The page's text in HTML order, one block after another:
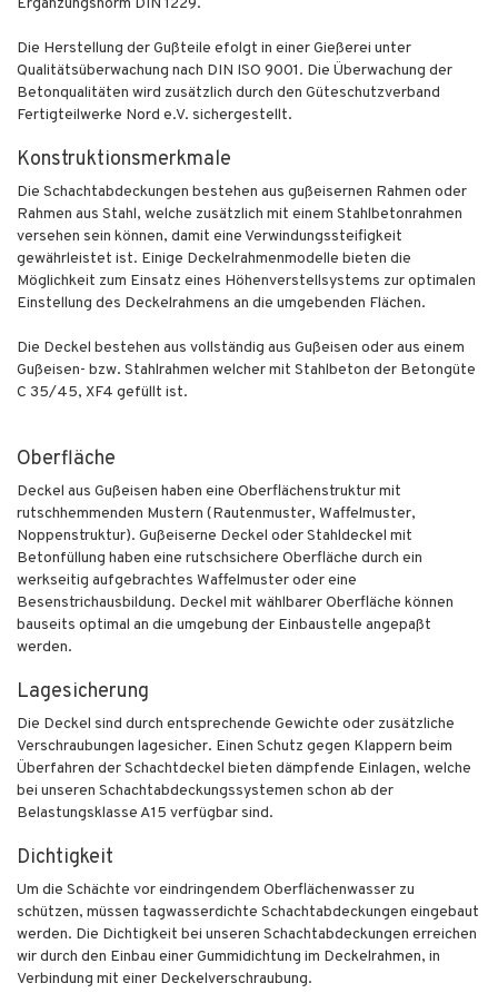
Ergänzungsnorm DIN 1229.
Die Herstellung der Gußteile efolgt in einer Gießerei unter
Qualitätsüberwachung nach DIN ISO 9001. Die Überwachung der
Betonqualitäten wird zusätzlich durch den Güteschutzverband
Fertigteilwerke Nord e.V. sichergestellt.
Konstruktionsmerkmale
Die Schachtabdeckungen bestehen aus gußeisernen Rahmen oder
Rahmen aus Stahl, welche zusätzlich mit einem Stahlbetonrahmen
versehen sein können, damit eine Verwindungssteifigkeit
gewährleistet ist. Einige Deckelrahmenmodelle bieten die
Möglichkeit zum Einsatz eines Höhenverstellsystems zur optimalen
Einstellung des Deckelrahmens an die umgebenden Flächen.
Die Deckel bestehen aus vollständig aus Gußeisen oder aus einem
Gußeisen- bzw. Stahlrahmen welcher mit Stahlbeton der Betongüte
C 35/45, XF4 gefüllt ist.
Oberfläche
Deckel aus Gußeisen haben eine Oberflächenstruktur mit
rutschhemmenden Mustern (Rautenmuster, Waffelmuster,
Noppenstruktur). Gußeiserne Deckel oder Stahldeckel mit
Betonfüllung haben eine rutschsichere Oberfläche durch ein
werkseitig aufgebrachtes Waffelmuster oder eine
Besenstrichausbildung. Deckel mit wählbarer Oberfläche können
bauseits optimal an die umgebung der Einbaustelle angepaßt
werden.
Lagesicherung
Die Deckel sind durch entsprechende Gewichte oder zusätzliche
Verschraubungen lagesicher. Einen Schutz gegen Klappern beim
Überfahren der Schachtdeckel bieten dämpfende Einlagen, welche
bei unseren Schachtabdeckungssystemen schon ab der
Belastungsklasse A15 verfügbar sind.
Dichtigkeit
Um die Schächte vor eindringendem Oberflächenwasser zu
schützen, müssen tagwasserdichte Schachtabdeckungen eingebaut
werden. Die Dichtigkeit bei unseren Schachtabdeckungen erreichen
wir durch den Einbau einer Gummidichtung im Deckelrahmen, in
Verbindung mit einer Deckelverschraubung.